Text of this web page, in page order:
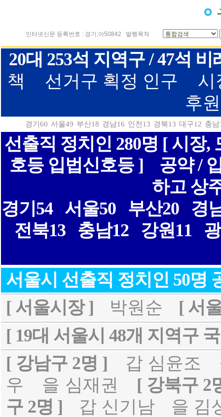
인터넷신문 등록번호 : 경기,아50842 발행목적
20대 253석 지역구 / 47석
책
선거구 획정 인구
시
후
경기60 서울49 부산18 경남16 인천13 경북13 대구12 충남
선출직 정치인 280명 [ 시장,
호등 입법신호등 ]
공약 /
하고 상
경기54
서울50 부산20
경
전북13
충남12 강원11
서울시 선출직 정치인 50명
[ 서울시장 ]
박원순
[ 서
[ 19대 서울시 48개 지역구
[ 강남구 2명 ]
갑 심윤조
우
을 심재권
[ 강북구 2
구 2명 ]
갑 신기남
을 김